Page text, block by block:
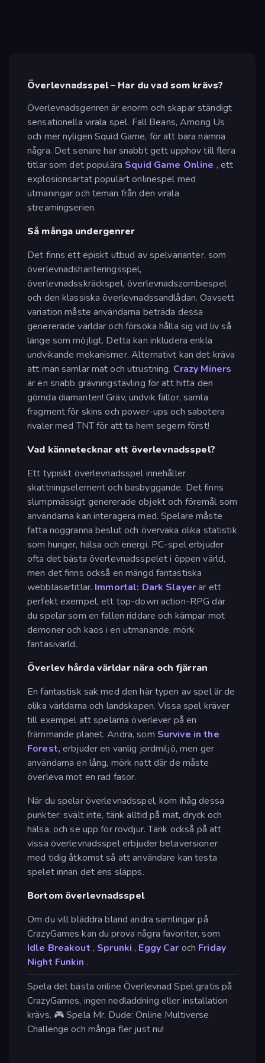
Överlevnadsspel – Har du vad som krävs?
Överlevnadsgenren är enorm och skapar ständigt
sensationella virala spel. Fall Beans, Among Us
och mer nyligen Squid Game, för att bara nämna
några. Det senare har snabbt gett upphov till flera
titlar som det populära Squid Game Online , ett
explosionsartat populärt onlinespel med
utmaningar och teman från den virala
streamingserien.
Så många undergenrer
Det finns ett episkt utbud av spelvarianter, som
överlevnadshanteringsspel,
överlevnadsskräckspel, överlevnadszombiespel
och den klassiska överlevnadssandlådan. Oavsett
variation måste användarna beträda dessa
genererade världar och försöka hålla sig vid liv så
länge som möjligt. Detta kan inkludera enkla
undvikande mekanismer. Alternativt kan det kräva
att man samlar mat och utrustning. Crazy Miners
är en snabb grävningstävling för att hitta den
gömda diamanten! Gräv, undvik fällor, samla
fragment för skins och power-ups och sabotera
rivaler med TNT för att ta hem segern först!
Vad kännetecknar ett överlevnadsspel?
Ett typiskt överlevnadsspel innehåller
skattningselement och basbyggande. Det finns
slumpmässigt genererade objekt och föremål som
användarna kan interagera med. Spelare måste
fatta noggranna beslut och övervaka olika statistik
som hunger, hälsa och energi. PC-spel erbjuder
ofta det bästa överlevnadsspelet i öppen värld,
men det finns också en mängd fantastiska
webbläsartitlar. Immortal: Dark Slayerär ett
perfekt exempel, ett top-down action-RPG där
du spelar som en fallen riddare och kämpar mot
demoner och kaos i en utmanande, mörk
fantasivärld.
Överlev hårda världar nära och fjärran
En fantastisk sak med den här typen av spel är de
olika världarna och landskapen. Vissa spel kräver
till exempel att spelarna överlever på en
främmande planet. Andra, som Survive in the
Forest, erbjuder en vanlig jordmiljö, men ger
användarna en lång, mörk natt där de måste
överleva mot en rad fasor.
När du spelar överlevnadsspel, kom ihåg dessa
punkter: svält inte, tänk alltid på mat, dryck och
hälsa, och se upp för rovdjur. Tänk också på att
vissa överlevnadsspel erbjuder betaversioner
med tidig åtkomst så att användare kan testa
spelet innan det ens släpps.
Bortom överlevnadsspel
Om du vill bläddra bland andra samlingar på
CrazyGames kan du prova några favoriter, som
Idle Breakout , Sprunki , Eggy Car och Friday
Night Funkin .
Spela det bästa online Överlevnad Spel gratis på
CrazyGames, ingen nedladdning eller installation
krävs. 🎮 Spela Mr. Dude: Online Multiverse
Challenge och många fler just nu!